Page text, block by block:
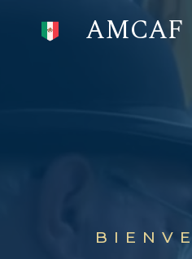
AMCAF